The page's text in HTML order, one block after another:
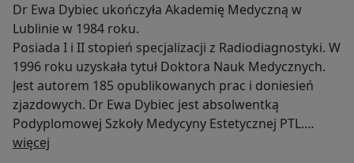
Dr Ewa Dybiec ukończyła Akademię Medyczną w
Lublinie w 1984 roku.
Posiada I i II stopień specjalizacji z Radiodiagnostyki. W
1996 roku uzyskała tytuł Doktora Nauk Medycznych.
Jest autorem 185 opublikowanych prac i doniesień
zjazdowych. Dr Ewa Dybiec jest absolwentką
Podyplomowej Szkoły Medycyny Estetycznej PTL.
W 2008 roku po obronie pracy dyplomowej pt.
więcej